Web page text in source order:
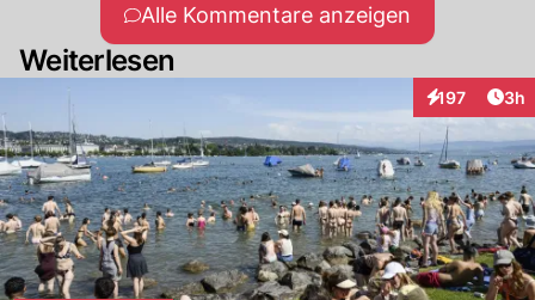
Alle Kommentare anzeigen
Weiterlesen
197
Interaktionen
3h